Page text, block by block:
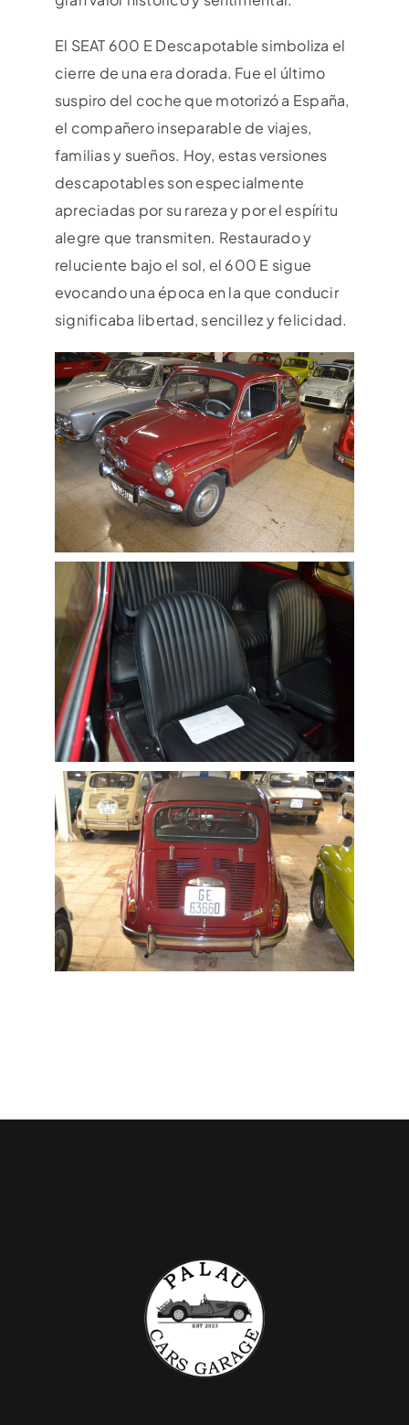
El SEAT 600 E Descapotable simboliza el
cierre de una era dorada. Fue el último
suspiro del coche que motorizó a España,
el compañero inseparable de viajes,
familias y sueños. Hoy, estas versiones
descapotables son especialmente
apreciadas por su rareza y por el espíritu
alegre que transmiten. Restaurado y
reluciente bajo el sol, el 600 E sigue
evocando una época en la que conducir
significaba libertad, sencillez y felicidad.